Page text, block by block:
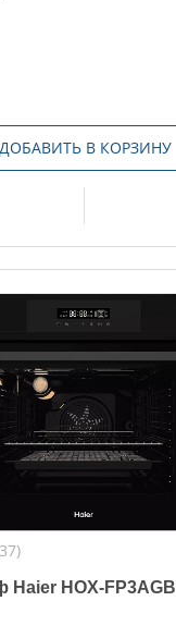
ДОБАВИТЬ В КОРЗИНУ
HOX-FP3AGB